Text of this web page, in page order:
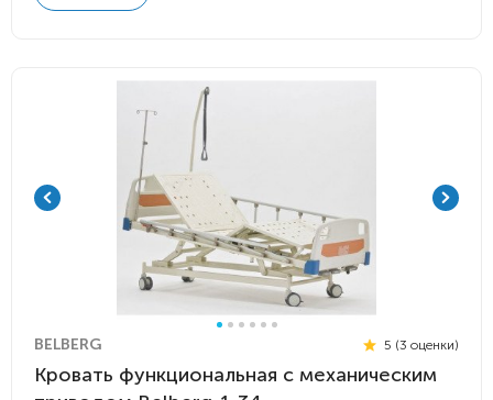
BELBERG 5 (3 оценки)
Кровать функциональная c механическим